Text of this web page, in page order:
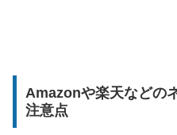
Amazonや楽天などの
注意点